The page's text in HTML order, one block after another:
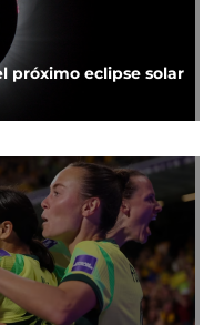
próximo eclipse solar